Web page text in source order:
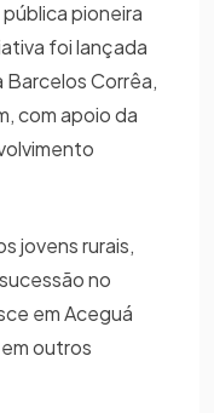
pioneira
foi lançada
Barcelos Corrêa,
com apoio da
jovens rurais,
no
em Aceguá
outros